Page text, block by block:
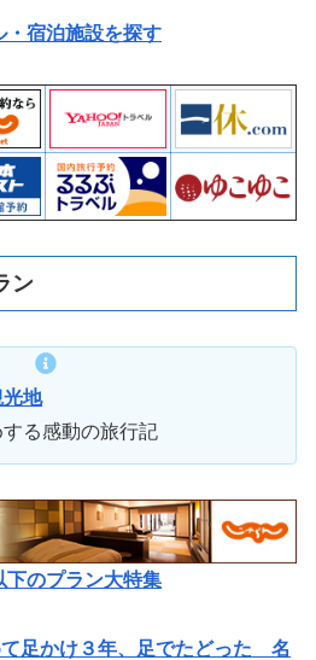
・宿泊施設を探す
ン
地
る感動の旅行記
下のプラン大特集
て足かけ３年、足でたどった 名